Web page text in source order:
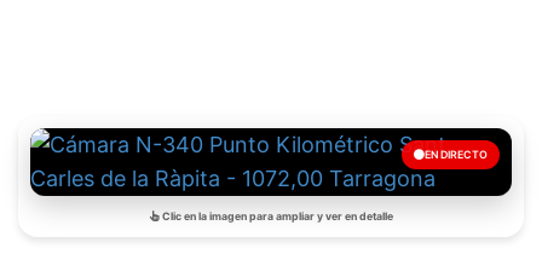
EN DIRECTO
Clic en la imagen para ampliar y ver en detalle